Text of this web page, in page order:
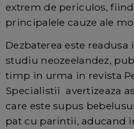
extrem de periculos,
principalele cauze ale
Dezbaterea este
studiu neozeelandez,
timp in urma in revista
Specialistii avertizeaza
care este supus
pat cu parintii, aducand